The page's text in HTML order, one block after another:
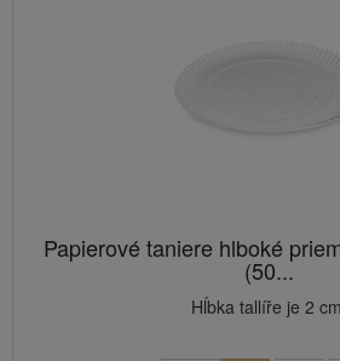
Papierové taniere hlboké
(50...
Hĺbka tallíře je 2